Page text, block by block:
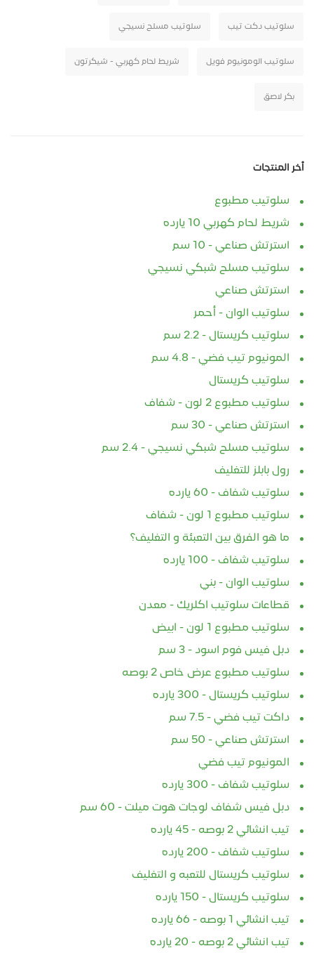
سلوتيب دكت تيب سلوتيب مسلح نسيجي
سلوتيب الومونيوم فويل شريط لحام كهربي - شيكرتون
بكر لاصق
أخر المنتجات
سلوتيب مطبوع
شريط لحام كهربي 10 يارده
استرتش صناعي - 10 سم
سلوتيب مسلح شبكي نسيجي
استرتش صناعي
سلوتيب الوان - أحمر
سلوتيب كريستال - 2.2 سم
المونيوم تيب فضي - 4.8 سم
سلوتيب كريستال
سلوتيب مطبوع 2 لون - شفاف
استرتش صناعي - 30 سم
سلوتيب مسلح شبكي نسيجي - 2.4 سم
رول بابلز للتغليف
سلوتيب شفاف - 60 يارده
سلوتيب مطبوع 1 لون - شفاف
ما هو الفرق بين التعبئة و التغليف؟
سلوتيب شفاف - 100 يارده
سلوتيب الوان - بني
قطاعات سلوتيب اكلريك - معدن
سلوتيب مطبوع 1 لون - ابيض
دبل فيس فوم اسود - 3 سم
سلوتيب مطبوع عرض خاص 2 بوصه
سلوتيب كريستال - 300 يارده
داكت تيب فضي - 7.5 سم
استرتش صناعي - 50 سم
المونيوم تيب فضي
سلوتيب شفاف - 300 يارده
دبل فيس شفاف لوجات هوت ميلت - 60 سم
تيب انشائي 2 بوصه - 45 يارده
سلوتيب شفاف - 200 يارده
سلوتيب كريستال للتعبه و التغليف
سلوتيب كريستال - 150 يارده
تيب انشائي 1 بوصه - 66 يارده
تيب انشائي 2 بوصه - 20 يارده